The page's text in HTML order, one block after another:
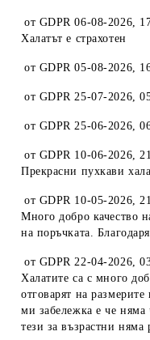
от GDPR 06-08-2026,
Халатът е страхотен
от GDPR 05-08-2026,
от GDPR 25-07-2026,
от GDPR 25-06-2026,
от GDPR 10-06-2026,
Прекрасни пухкави
от GDPR 10-05-2026,
Много добро качество
на поръчката.
от GDPR 22-04-2026,
Халатите са с много
отговарят на
ми забележка е че няма
тези за възрастни